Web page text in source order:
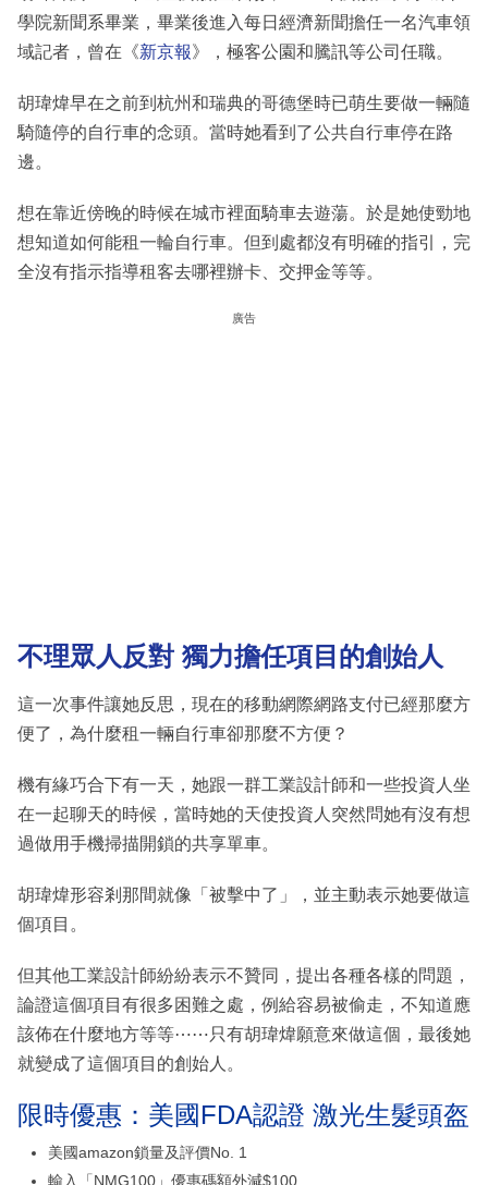
學院新聞系畢業，畢業後進入每日經濟新聞擔任一名汽車領
域記者，曾在《新京報》，極客公園和騰訊等公司任職。
胡瑋煒早在之前到杭州和瑞典的哥德堡時已萌生要做一輛隨
騎隨停的自行車的念頭。當時她看到了公共自行車停在路
邊。
想在靠近傍晚的時候在城市裡面騎車去遊蕩。於是她使勁地
想知道如何能租一輪自行車。但到處都沒有明確的指引，完
全沒有指示指導租客去哪裡辦卡、交押金等等。
廣告
不理眾人反對 獨力擔任項目的創始人
這一次事件讓她反思，現在的移動網際網路支付已經那麼方
便了，為什麼租一輛自行車卻那麼不方便？
機有緣巧合下有一天，她跟一群工業設計師和一些投資人坐
在一起聊天的時候，當時她的天使投資人突然問她有沒有想
過做用手機掃描開鎖的共享單車。
胡瑋煒形容剎那間就像「被擊中了」，並主動表示她要做這
個項目。
但其他工業設計師紛紛表示不贊同，提出各種各樣的問題，
論證這個項目有很多困難之處，例給容易被偷走，不知道應
該佈在什麼地方等等⋯⋯只有胡瑋煒願意來做這個，最後她
就變成了這個項目的創始人。
限時優惠：美國FDA認證 激光生髮頭盔
美國amazon鎖量及評價No. 1
輸入「NMG100」優惠碼額外減$100